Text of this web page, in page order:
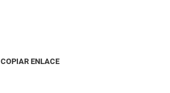
COPIAR ENLACE